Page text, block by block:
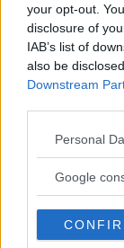
your opt-out.
disclosure of
IAB’s list of
also be
Downstream
Please note
not limited to
use your data
consent section.
Personal
Google
Så står sig